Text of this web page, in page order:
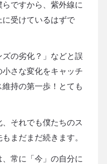
ですから、紫外線に
受けているはずで
ズの劣化？」などと誤
さな変化をキャッチ
持の第一歩！とても
それでも僕たちのス
まだまだ続きます。
常に「今」の自分に